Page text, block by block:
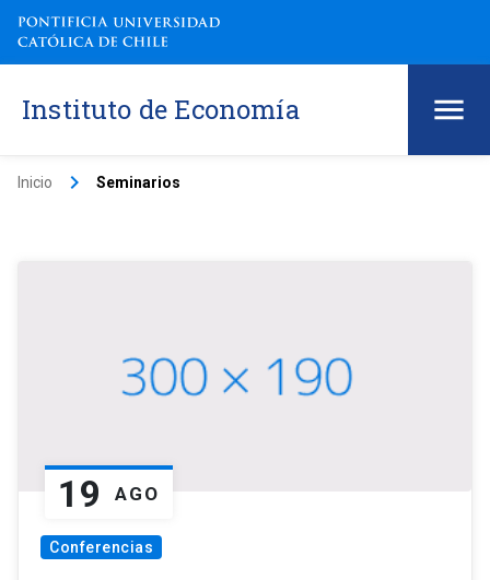
Instituto de Economía
Inicio keyboard_arrow_right Seminarios
19 AGO
Conferencias